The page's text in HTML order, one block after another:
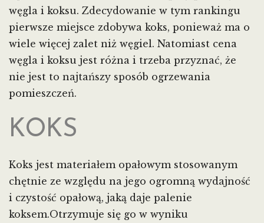
węgla i koksu. Zdecydowanie w tym rankingu
pierwsze miejsce zdobywa koks, ponieważ ma o
wiele więcej zalet niż węgiel. Natomiast cena
węgla i koksu jest różna i trzeba przyznać, że
nie jest to najtańszy sposób ogrzewania
pomieszczeń.
KOKS
Koks jest materiałem opałowym stosowanym
chętnie ze względu na jego ogromną wydajność
i czystość opałową, jaką daje palenie
koksem.Otrzymuje się go w wyniku